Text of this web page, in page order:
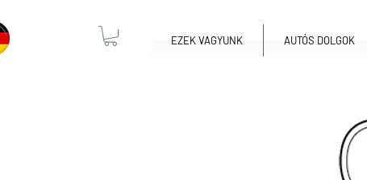
EZEK VAGYUNK AUTÓS DOLGOK